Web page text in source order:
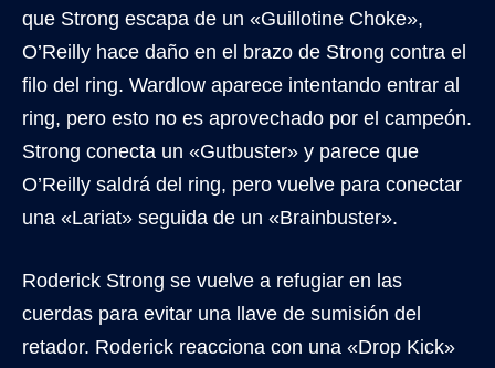
que Strong escapa de un «Guillotine Choke»,
O’Reilly hace daño en el brazo de Strong contra el
filo del ring. Wardlow aparece intentando entrar al
ring, pero esto no es aprovechado por el campeón.
Strong conecta un «Gutbuster» y parece que
O’Reilly saldrá del ring, pero vuelve para conectar
una «Lariat» seguida de un «Brainbuster».
Roderick Strong se vuelve a refugiar en las
cuerdas para evitar una llave de sumisión del
retador. Roderick reacciona con una «Drop Kick»